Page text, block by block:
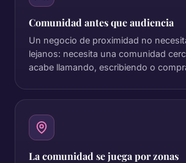
Comunidad antes que audiencia
Un negocio de proximidad no
lejanos: necesita una comunidad
acabe llamando, escribiendo o
La comunidad se juega por zonas